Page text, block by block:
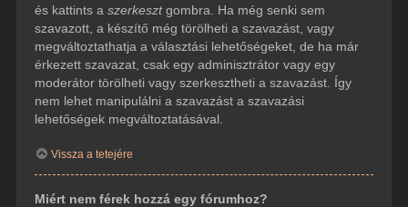
és kattints a szerkesztgombra. Ha még senki sem
szavazott, a készítő még törölheti a szavazást, vagy
megváltoztathatja a választási lehetőségeket, de ha már
érkezett szavazat, csak egy adminisztrátor vagy egy
moderátor törölheti vagy szerkesztheti a szavazást. Így
nem lehet manipulálni a szavazást a szavazási
lehetőségek megváltoztatásával.
Vissza a tetejére
Miért nem férek hozzá egy fórumhoz?